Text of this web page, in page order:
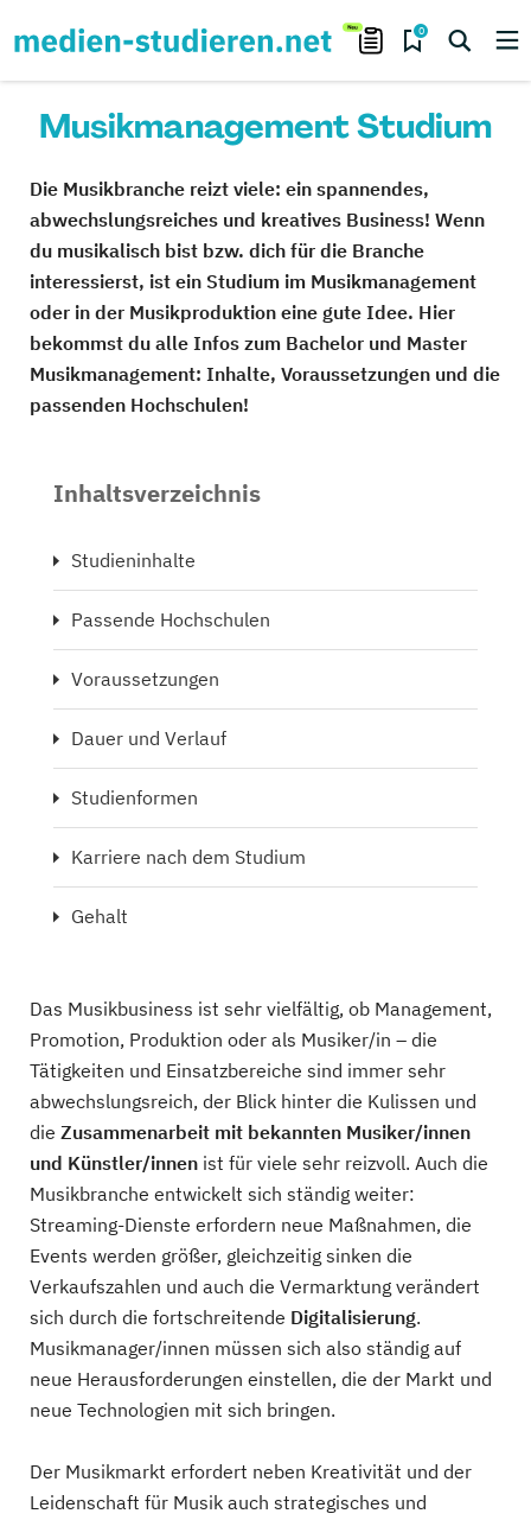
0
Musikmanagement Studium
Die Musikbranche reizt viele: ein spannendes,
abwechslungsreiches und kreatives Business! Wenn
du musikalisch bist bzw. dich für die Branche
interessierst, ist ein Studium im Musikmanagement
oder in der Musikproduktion eine gute Idee. Hier
bekommst du alle Infos zum Bachelor und Master
Musikmanagement: Inhalte, Voraussetzungen und die
passenden Hochschulen!
Inhaltsverzeichnis
Studieninhalte
Passende Hochschulen
Voraussetzungen
Dauer und Verlauf
Studienformen
Karriere nach dem Studium
Gehalt
Das Musikbusiness ist sehr vielfältig, ob Management,
Promotion, Produktion oder als Musiker/in – die
Tätigkeiten und Einsatzbereiche sind immer sehr
abwechslungsreich, der Blick hinter die Kulissen und
die Zusammenarbeit mit bekannten Musiker/innen
und Künstler/innen ist für viele sehr reizvoll. Auch die
Musikbranche entwickelt sich ständig weiter:
Streaming-Dienste erfordern neue Maßnahmen, die
Events werden größer, gleichzeitig sinken die
Verkaufszahlen und auch die Vermarktung verändert
sich durch die fortschreitende Digitalisierung.
Musikmanager/innen müssen sich also ständig auf
neue Herausforderungen einstellen, die der Markt und
neue Technologien mit sich bringen.
Der Musikmarkt erfordert neben Kreativität und der
Leidenschaft für Musik auch strategisches und